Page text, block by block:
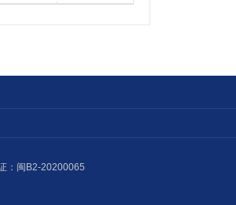
：闽B2-20200065